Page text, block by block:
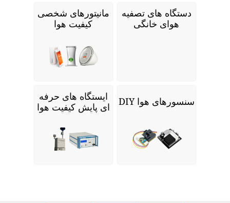
دستگاه های تصفیه
هوای خانگی
مانیتورهای شخصی
کیفیت هوا
سنسورهای هوا DIY
ایستگاه های حرفه
ای پایش کیفیت هوا